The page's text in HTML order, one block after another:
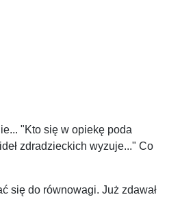
"Kto się w opiekę poda
zdradzieckich wyzuje..." Co
się do równowagi. Już zdawał